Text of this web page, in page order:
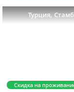
Турция,
Скидка на